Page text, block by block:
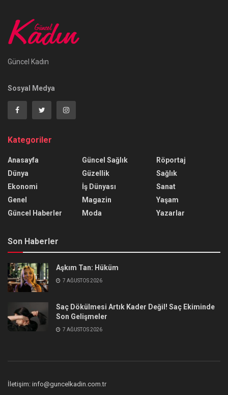
Güncel Kadın
Sosyal Medya
Kategoriler
Anasayfa
Dünya
Ekonomi
Genel
Güncel Haberler
Güncel Sağlık
Güzellik
İş Dünyası
Magazin
Moda
Röportaj
Sağlık
Sanat
Yaşam
Yazarlar
Son Haberler
Aşkım Tan: Hüküm
7 AĞUSTOS 2026
Saç Dökülmesi Artık Kader Değil! Saç Ekiminde
Son Gelişmeler
7 AĞUSTOS 2026
İletişim: info@guncelkadin.com.tr